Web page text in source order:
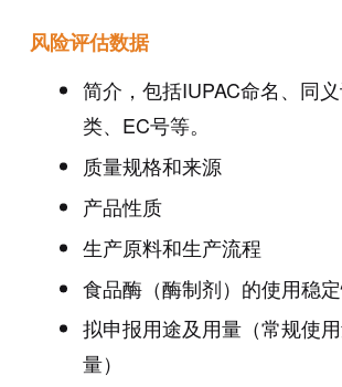
风险评估数据
简介，包括IUPAC命名、同
类、EC号等。
质量规格和来源
产品性质
生产原料和生产流程
食品酶（酶制剂）的使用稳
拟申报用途及用量（常规使
量）